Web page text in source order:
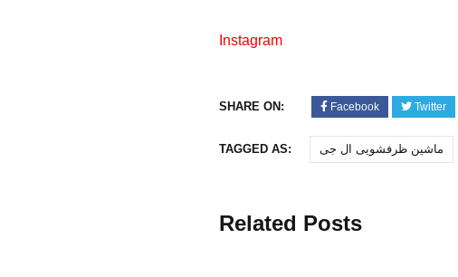
Instagram
SHARE ON: Facebook Twitter
TAGGED AS: ماشین ظرفشویی‌ ال جی
Related Posts